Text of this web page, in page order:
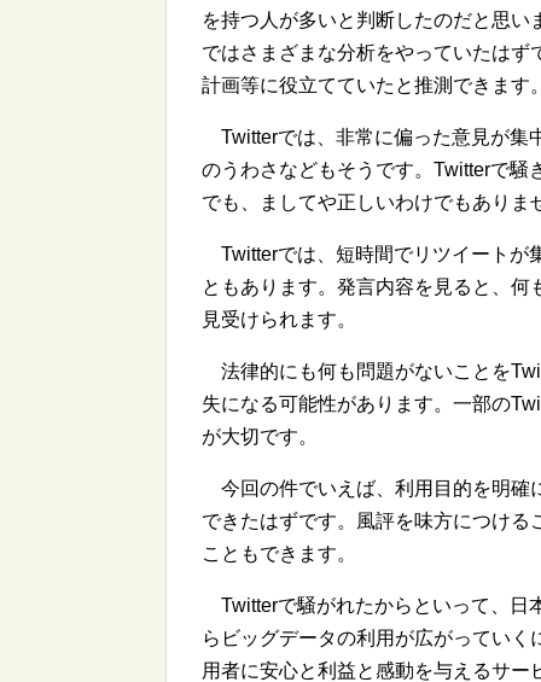
を持つ人が多いと判断したのだと思
ではさまざまな分析をやっていたは
計画等に役立てていたと推測できます
Twitterでは、非常に偏った意見が集
のうわさなどもそうです。Twitterで騒
でも、ましてや正しいわけでもありま
Twitterでは、短時間でリツイートが
ともあります。発言内容を見ると、
見受けられます。
法律的にも何も問題がないことを
失になる可能性があります。一部の
が大切です。
今回の件でいえば、利用目的を明確
できたはずです。風評を味方につけ
こともできます。
Twitterで騒がれたからといって、日
らビッグデータの利用が広がってい
用者に安心と利益と感動を与えるサ